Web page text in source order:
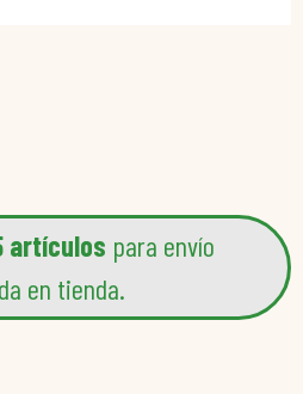
artículos para envío
en tienda.